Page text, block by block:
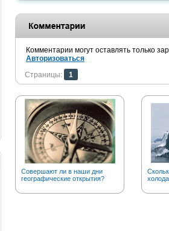
Комментарии могут оставлять только
Авторизоваться
Страницы:
1
Совершают ли в наши дни
географические открытия?